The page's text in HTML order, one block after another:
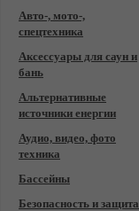
Авто-, мото-,
спецтехника
Аксессуары для саун и
бань
Альтернативные
источники енергии
Аудио, видео, фото
техника
Бассейны
Безопасность и защита